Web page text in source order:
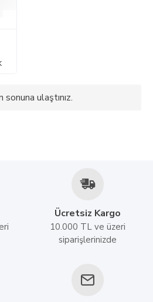
sonuna ulaştınız.
Ücretsiz Kargo
10.000 TL ve üzeri
siparişlerinizde